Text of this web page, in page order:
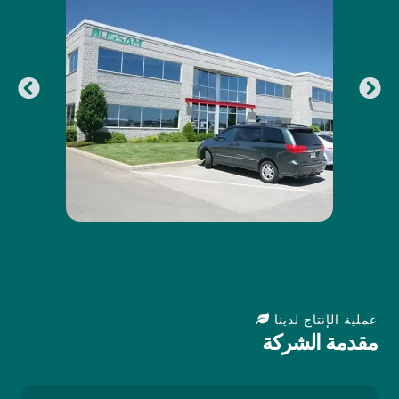
عملية الإنتاج لدينا
مقدمة الشركة